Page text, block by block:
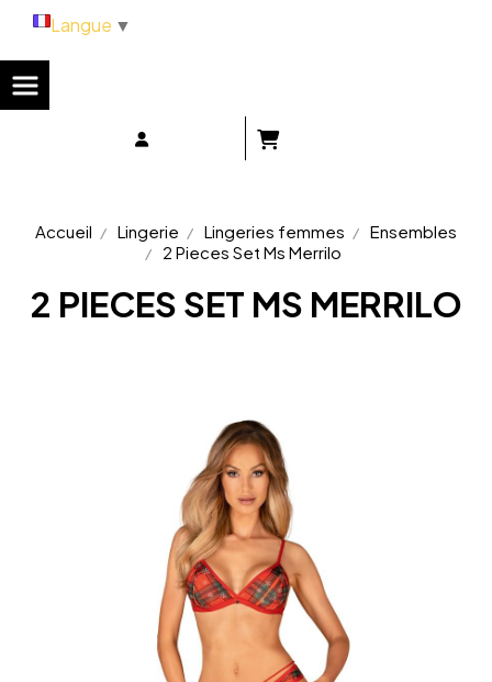
Accueil Lingerie Lingeries femmes
Ensembles
2 Pieces Set Ms Merrilo
2 PIECES SET MS MERRILO
Langue ▼